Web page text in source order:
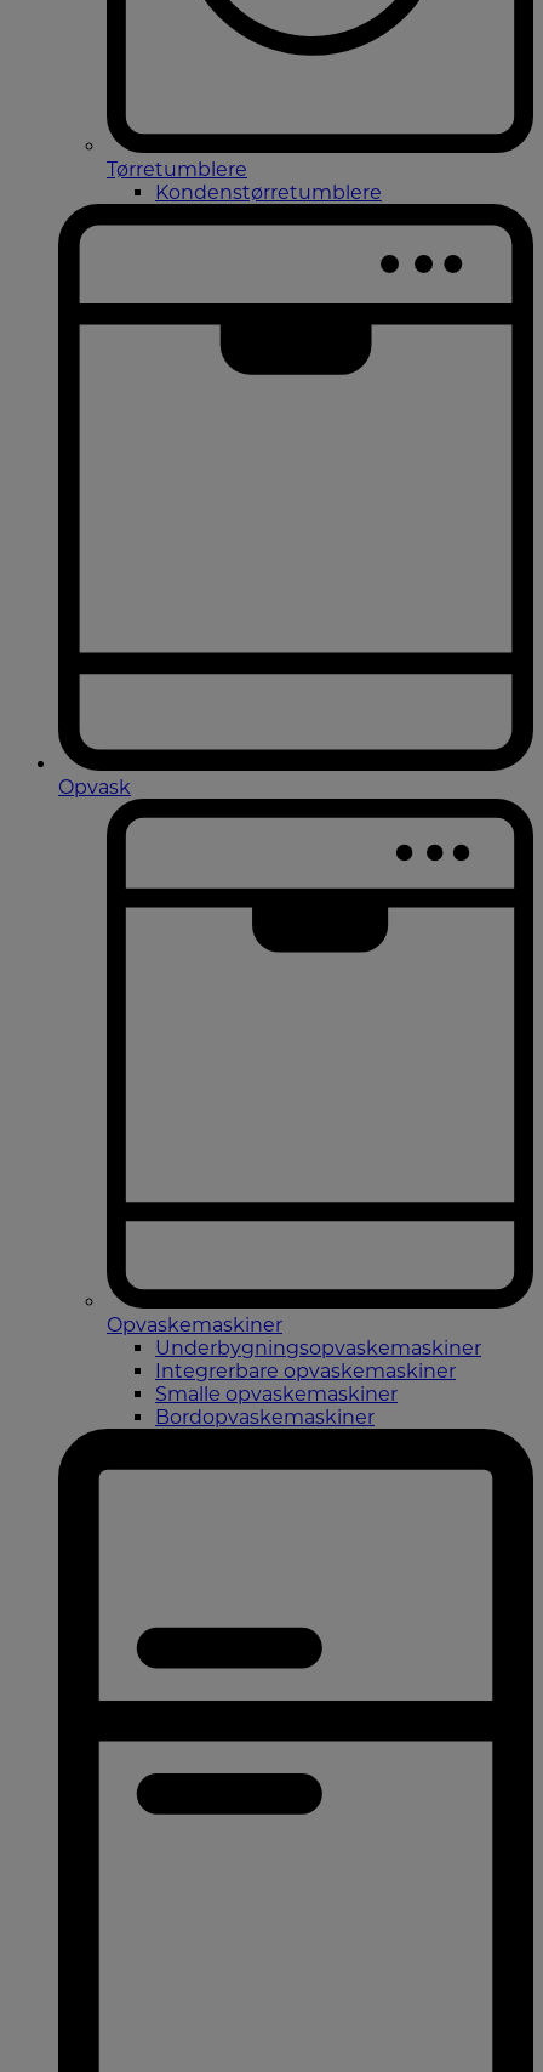
Tørretumblere
Kondenstørretumblere
Opvask
Opvaskemaskiner
Underbygningsopvaskemaskiner
Integrerbare opvaskemaskiner
Smalle opvaskemaskiner
Bordopvaskemaskiner